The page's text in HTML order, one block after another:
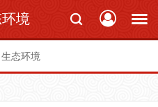
境
生态环境